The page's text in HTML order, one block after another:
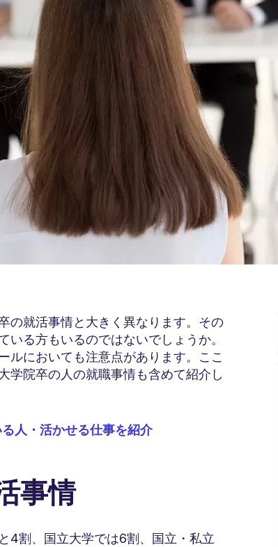
の就活事情と大きく異なります。その
る方もいるのではないでしょうか。
ルにおいても注意点があります。ここ
学院卒の人の就職事情も含めて紹介し
人・活かせる仕事を紹介
事情
4割、国立大学では6割、国立・私立